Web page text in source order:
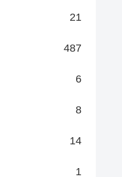
21
487
6
8
14
1